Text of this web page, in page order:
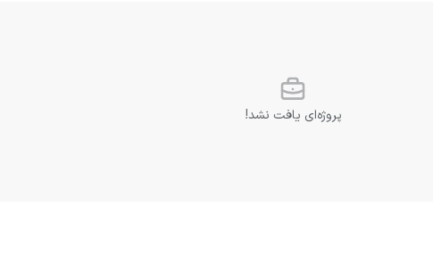
پروژه‌ای یافت نشد!